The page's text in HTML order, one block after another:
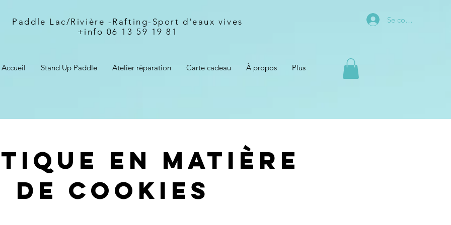
Paddle Lac/Rivière - Rafting-Sport d'eaux vives
+info 06 13 59 19 81
Se connecter
Accueil Stand Up Paddle Atelier réparation Carte cadeau À propos Plus
en matière
de cookies